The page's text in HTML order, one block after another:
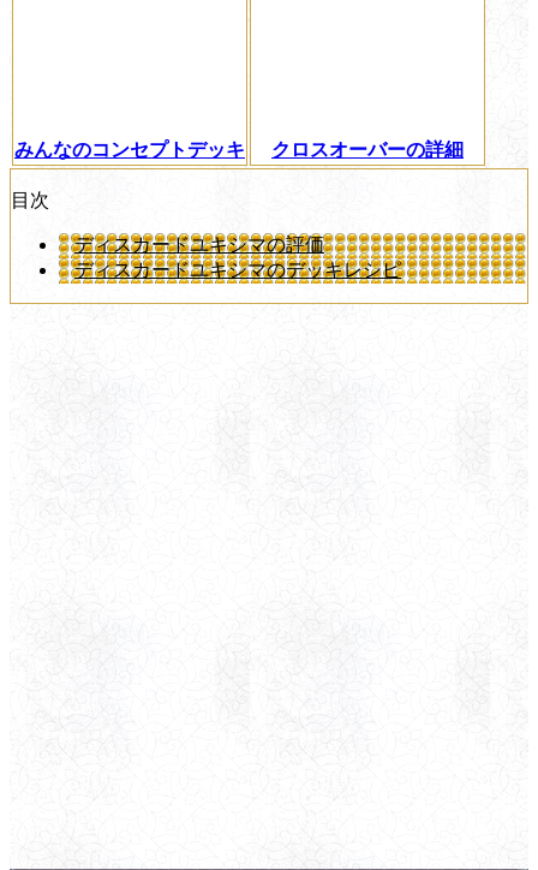
みんなのコンセプトデッキ クロスオーバーの詳細
目次
ディスカードユキシマの評価
ディスカードユキシマのデッキレシピ